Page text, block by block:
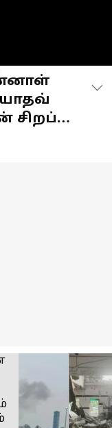
யாதவ்
சிறப்பு